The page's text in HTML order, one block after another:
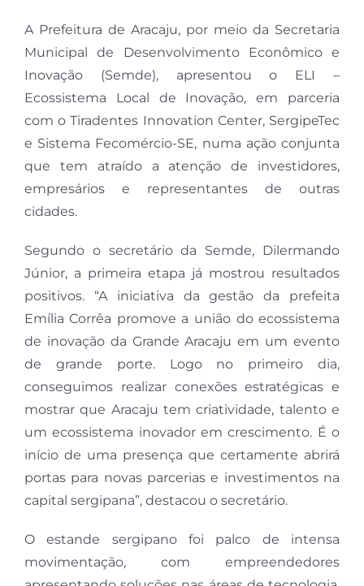
A Prefeitura de Aracaju, por meio da Secretaria
Municipal de Desenvolvimento Econômico e
Inovação (Semde), apresentou o ELI –
Ecossistema Local de Inovação, em parceria
com o Tiradentes Innovation Center, SergipeTec
e Sistema Fecomércio-SE, numa ação conjunta
que tem atraído a atenção de investidores,
empresários e representantes de outras
cidades.
Segundo o secretário da Semde, Dilermando
Júnior, a primeira etapa já mostrou resultados
positivos. “A iniciativa da gestão da prefeita
Emília Corrêa promove a união do ecossistema
de inovação da Grande Aracaju em um evento
de grande porte. Logo no primeiro dia,
conseguimos realizar conexões estratégicas e
mostrar que Aracaju tem criatividade, talento e
um ecossistema inovador em crescimento. É o
início de uma presença que certamente abrirá
portas para novas parcerias e investimentos na
capital sergipana”, destacou o secretário.
O estande sergipano foi palco de intensa
movimentação, com empreendedores